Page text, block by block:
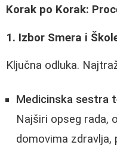
Korak po Korak:
1. Izbor Smera i
Ključna odluka.
Medicinska sestra
Najširi opseg rada,
domovima zdravlja,